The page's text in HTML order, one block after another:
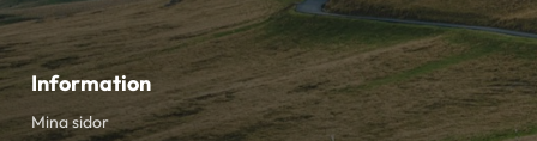
Information
Mina sidor